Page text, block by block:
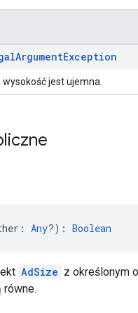
ArgumentException
jest ujemna.
Any?): Boolean
AdSize z określonym
równe.